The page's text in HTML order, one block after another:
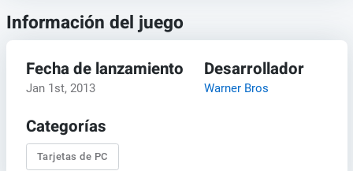
Información del juego
Fecha de lanzamiento
Jan 1st, 2013
Desarrollador
Warner Bros
Categorías
Tarjetas de PC